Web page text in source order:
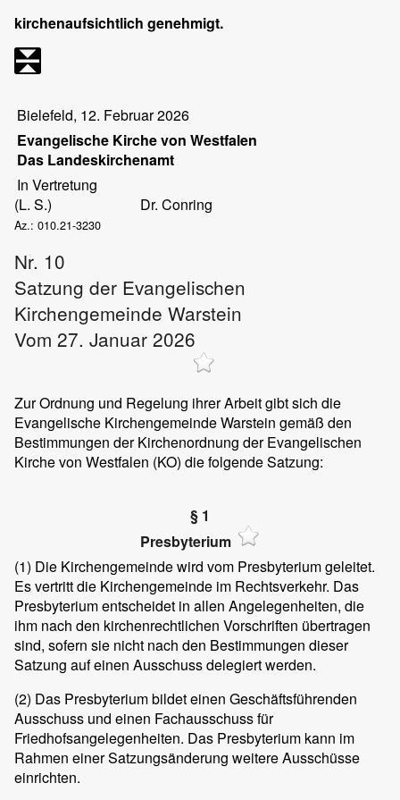
kirchenaufsichtlich genehmigt.
Bielefeld, 12. Februar 2026
Evangelische Kirche von Westfalen
Das Landeskirchenamt
In Vertretung
(L. S.)
Dr. Conring
Az.: 010.21-3230
Nr. 10
Satzung der Evangelischen
Kirchengemeinde Warstein
Vom 27. Januar 2026
Zur Ordnung und Regelung ihrer Arbeit gibt sich die
Evangelische Kirchengemeinde Warstein gemäß den
Bestimmungen der Kirchenordnung der Evangelischen
Kirche von Westfalen (KO) die folgende Satzung:
§ 1
Presbyterium
(1) Die Kirchengemeinde wird vom Presbyterium geleitet.
Es vertritt die Kirchengemeinde im Rechtsverkehr. Das
Presbyterium entscheidet in allen Angelegenheiten, die
ihm nach den kirchenrechtlichen Vorschriften übertragen
sind, sofern sie nicht nach den Bestimmungen dieser
Satzung auf einen Ausschuss delegiert werden.
(2) Das Presbyterium bildet einen Geschäftsführenden
Ausschuss und einen Fachausschuss für
Friedhofsangelegenheiten. Das Presbyterium kann im
Rahmen einer Satzungsänderung weitere Ausschüsse
einrichten.